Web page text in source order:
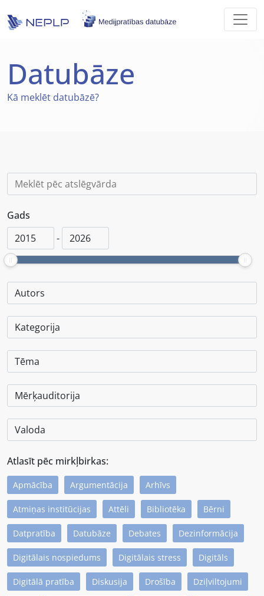
Datubāze
Kā meklēt datubāzē?
Gads
-
Atlasīt pēc mirkļbirkas:
Apmācība Argumentācija Arhīvs
Atmiņas institūcijas Attēli Bibliotēka Bērni
Datpratība Datubāze Debates Dezinformācija
Digitālais nospiedums Digitālais stress Digitāls
Digitālā pratība Diskusija Drošība Dziļviltojumi